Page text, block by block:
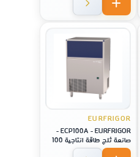
EURFRIGOR
ECP100A - EURFRIGOR -
صانعة ثلج طاقة انتاجية 100
كيلو